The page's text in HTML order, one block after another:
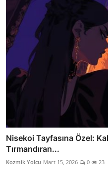
Nisekoi Tayfasına Özel:
Tırmandıran...
Kozmik Yolcu Mart 15, 2026 0 23